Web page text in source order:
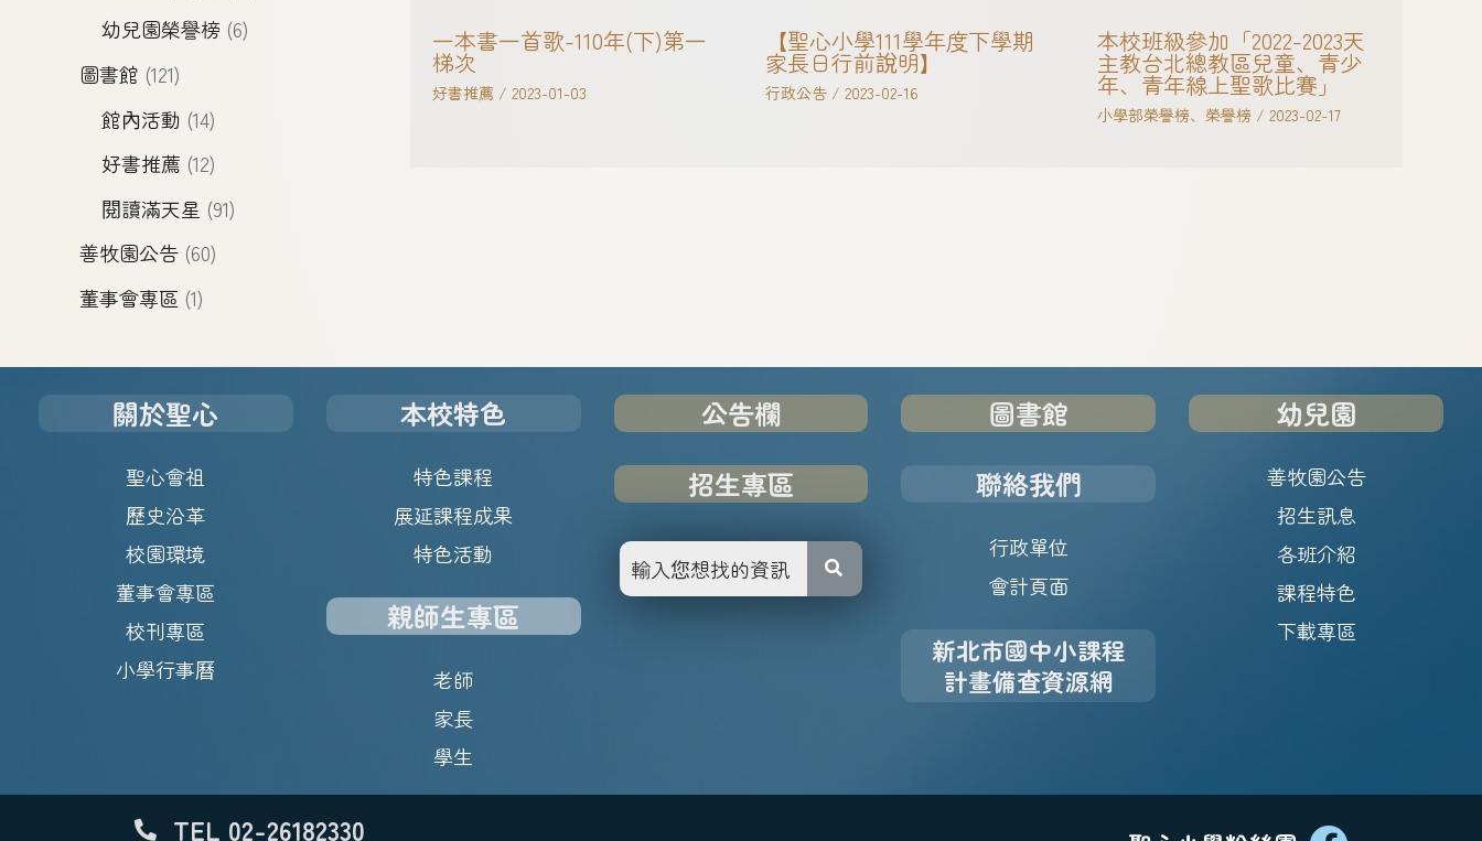
幼兒園榮譽榜 (6)
圖書館 (121)
館內活動 (14)
好書推薦 (12)
閱讀滿天星 (91)
善牧園公告 (60)
董事會專區 (1)
一本書一首歌-110年(下)第一
梯次
好書推薦 / 2023-01-03
【聖心小學111學年度下學期
家長日行前說明】
行政公告/ 2023-02-16
本校班級參加「2022-2023天
主教台北總教區兒童、青少
年、青年線上聖歌比賽」
小學部榮譽榜、榮譽榜 /2023-02-17
關於聖心
聖心會祖
歷史沿革
校園環境
董事會專區
校刊專區
小學行事曆
本校特色
特色課程
展延課程成果
特色活動
親師生專區
老師
家長
學生
公告欄
招生專區
圖書館
聯絡我們
行政單位
會計頁面
新北市國中小課程
計畫備查資源網
幼兒園
善牧園公告
招生訊息
各班介紹
課程特色
下載專區
TEL 02-26182330